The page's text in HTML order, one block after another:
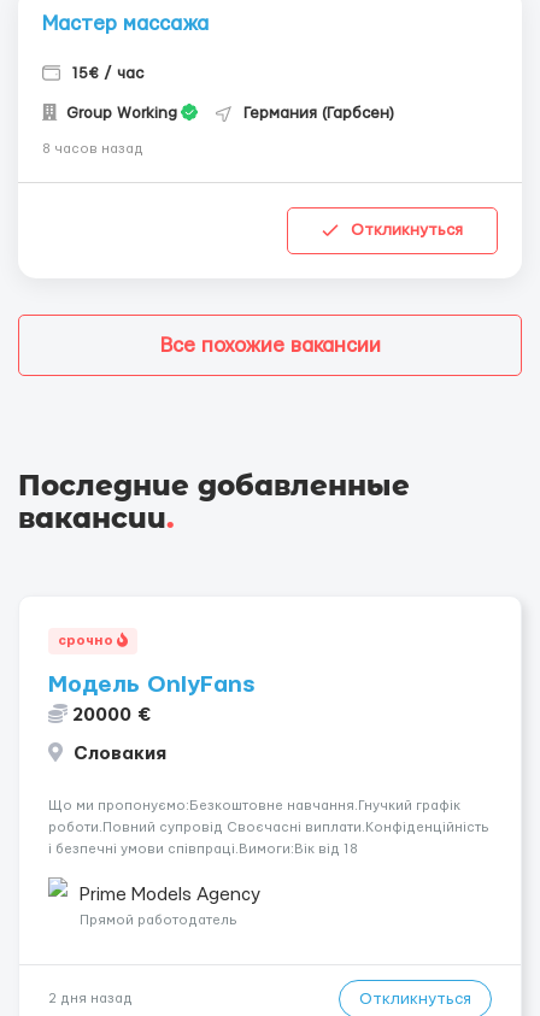
Мастер массажа
15€ / час
Group Working Германия (Гарбсен)
8 часов назад
Откликнуться
Все похожие вакансии
Последние добавленные
вакансии.
срочно
Модель OnlyFans
20000 €
Словакия
Що ми пропонуємо:Безкоштовне навчання.Гнучкий графік
роботи.Повний супровід Своєчасні виплати.Конфіденційність
і безпечні умови співпраці.Вимоги:Вік від 18
розвиватися.Досвід не обов’язковий.Якщо вас зацікавила
вакансія — залишайте відгук, і ми зв’яжемося ...
Prime Models Agency
Прямой работодатель
2 дня назад Откликнуться